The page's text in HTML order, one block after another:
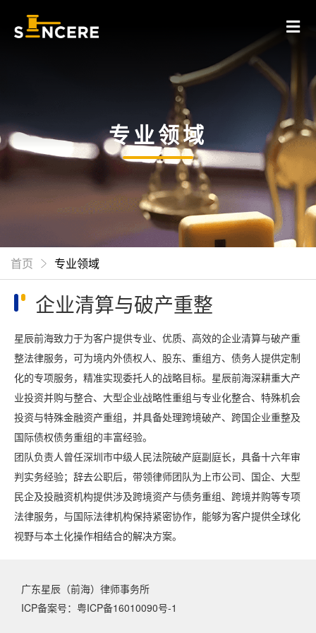
专业领域
首页 专业领域
企业清算与破产重整
星辰前海致力于为客户提供专业、优质、高效的企业清算与破产重
整法律服务，可为境内外债权人、股东、重组方、债务人提供定制
化的专项服务，精准实现委托人的战略目标。星辰前海深耕重大产
业投资并购与整合、大型企业战略性重组与专业化整合、特殊机会
投资与特殊金融资产重组，并具备处理跨境破产、跨国企业重整及
国际债权债务重组的丰富经验。
团队负责人曾任深圳市中级人民法院破产庭副庭长，具备十六年审
判实务经验；辞去公职后，带领律师团队为上市公司、国企、大型
民企及投融资机构提供涉及跨境资产与债务重组、跨境并购等专项
法律服务，与国际法律机构保持紧密协作，能够为客户提供全球化
视野与本土化操作相结合的解决方案。
广东星辰（前海）律师事务所
ICP备案号：粤ICP备16010090号-1